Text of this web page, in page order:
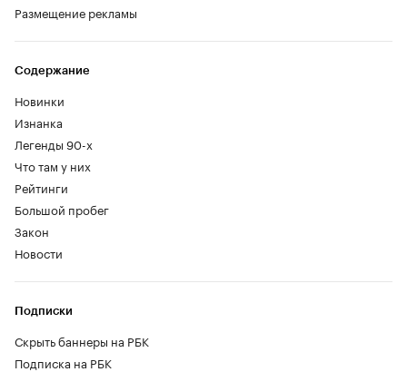
Размещение рекламы
Содержание
Новинки
Изнанка
Легенды 90-х
Что там у них
Рейтинги
Большой пробег
Закон
Новости
Подписки
Скрыть баннеры на РБК
Подписка на РБК